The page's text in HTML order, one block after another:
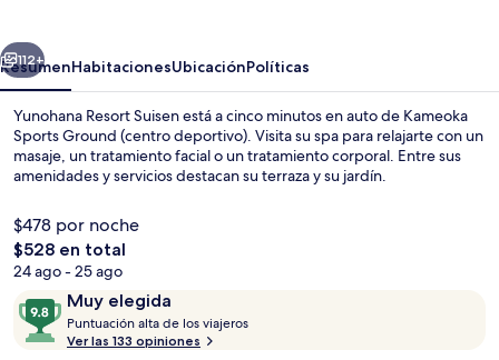
Siguiente
112+
ResumenHabitacionesUbicaciónPolíticas
Yunohana Resort Suisen está a cinco minutos en auto de Kameoka
Sports Ground (centro deportivo). Visita su spa para relajarte con un
masaje, un tratamiento facial o un tratamiento corporal. Entre sus
amenidades y servicios destacan su terraza y su jardín.
$478 por noche
El
precio
es
de
$528
$528 en total
24 ago - 25 ago
OpinionesMuy elegida
9.8
de
10,
Puntuación alta de los viajeros
Ver las 133 opiniones